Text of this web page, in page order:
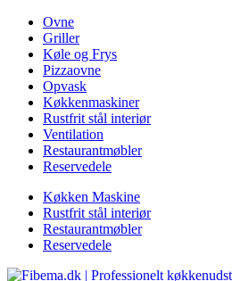
Ovne
Griller
Køle og Frys
Pizzaovne
Opvask
Køkkenmaskiner
Rustfrit stål interiør
Ventilation
Restaurantmøbler
Reservedele
Køkken Maskine
Rustfrit stål interiør
Restaurantmøbler
Reservedele